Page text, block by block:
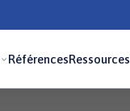
RéférencesRessources